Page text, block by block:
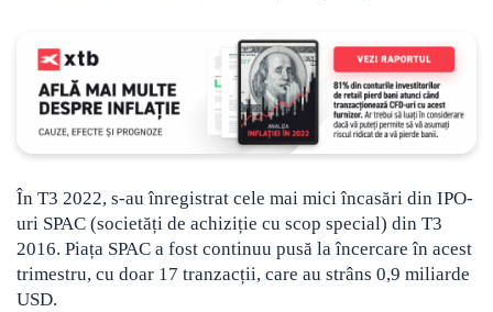
În T3 2022, s-au înregistrat cele mai mici încasări din IPO-
uri SPAC (societăți de achiziție cu scop special) din T3
2016. Piața SPAC a fost continuu pusă la încercare în acest
trimestru, cu doar 17 tranzacții, care au strâns 0,9 miliarde
USD.